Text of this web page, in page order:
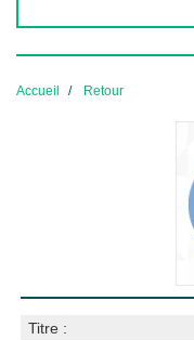
Accueil Retour
Titre :